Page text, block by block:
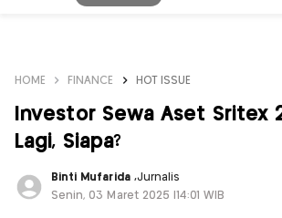
HOME FINANCE HOT ISSUE
Investor Sewa Aset Sritex
Lagi, Siapa?
Binti Mufarida ,Jurnalis
Senin, 03 Maret 2025 |14:01 WIB